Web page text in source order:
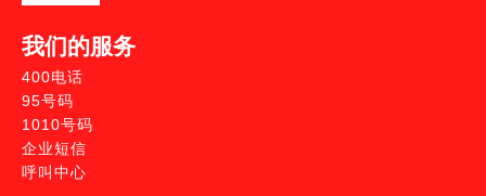
我们的服务
400电话
95号码
1010号码
企业短信
呼叫中心